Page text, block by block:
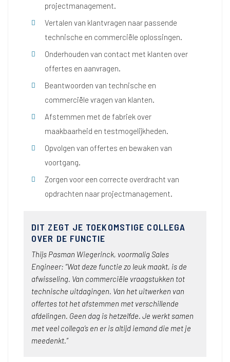
projectmanagement.
Vertalen van klantvragen naar passende
technische en commerciële oplossingen.
Onderhouden van contact met klanten over
offertes en aanvragen.
Beantwoorden van technische en
commerciële vragen van klanten.
Afstemmen met de fabriek over
maakbaarheid en testmogelijkheden.
Opvolgen van offertes en bewaken van
voortgang.
Zorgen voor een correcte overdracht van
opdrachten naar projectmanagement.
DIT ZEGT JE TOEKOMSTIGE COLLEGA
OVER DE FUNCTIE
Thijs Pasman Wiegerinck, voormalig Sales
Engineer: “Wat deze functie zo leuk maakt, is de
afwisseling. Van commerciële vraagstukken tot
technische uitdagingen. Van het uitwerken van
offertes tot het afstemmen met verschillende
afdelingen. Geen dag is hetzelfde. Je werkt samen
met veel collega’s en er is altijd iemand die met je
meedenkt.”